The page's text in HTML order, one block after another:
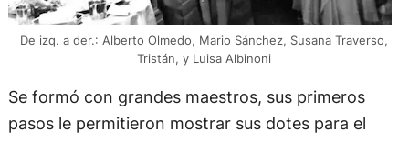
De izq. a der.: Alberto Olmedo, Mario Sánchez, Susana Traverso,
Tristán, y Luisa Albinoni
Se formó con grandes maestros, sus primeros
pasos le permitieron mostrar sus dotes para el